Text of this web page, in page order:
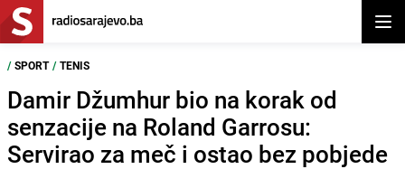
/ SPORT / TENIS
Damir Džumhur bio na korak od
senzacije na Roland Garrosu:
Servirao za meč i ostao bez pobjede